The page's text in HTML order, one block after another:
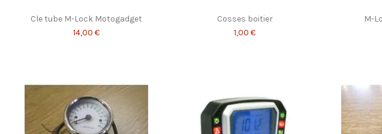
Cle tube M-Lock Motogadget
14,00 €
Cosses boitier
1,00 €
M-